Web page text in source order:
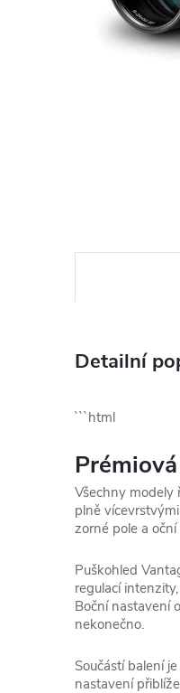
Detailní
```html
Všechny
plně
zorné pole a
Puškohled
regulací
Boční nastavení
nekonečno.
Součástí balení
nastavení